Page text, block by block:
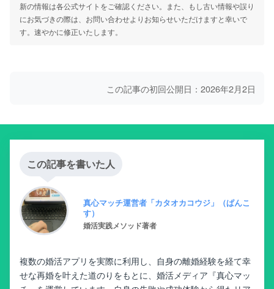
新の情報は各公式サイトをご確認ください。また、もし古い情報や誤り
にお気づきの際は、お問い合わせよりお知らせいただけますと幸いで
す。速やかに修正いたします。
この記事の初回公開日：2026年2月2日
この記事を書いた人
真心マッチ運営者「カタオカコウジ」（ぱんこ
す）
婚活実践メソッド著者
複数の婚活アプリを実際に利用し、自身の離婚経験を経て幸
せな再婚を叶えた道のりをもとに、婚活メディア『真心マッ